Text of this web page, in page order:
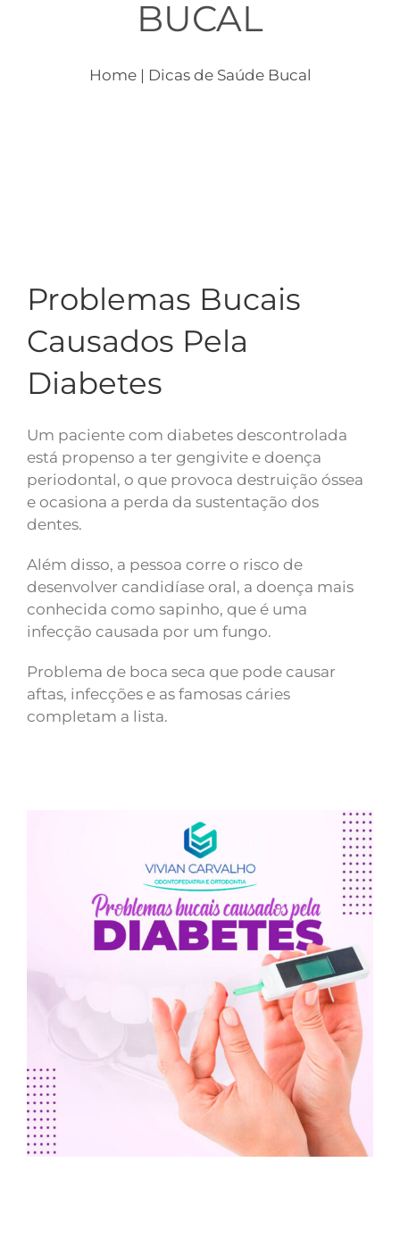
BUCAL
Home| Dicas de Saúde Bucal
Problemas Bucais
Causados Pela
Diabetes
Um paciente com diabetes descontrolada
está propenso a ter gengivite e doença
periodontal, o que provoca destruição óssea
e ocasiona a perda da sustentação dos
dentes.
Além disso, a pessoa corre o risco de
desenvolver candidíase oral, a doença mais
conhecida como sapinho, que é uma
infecção causada por um fungo.
Problema de boca seca que pode causar
aftas, infecções e as famosas cáries
completam a lista.